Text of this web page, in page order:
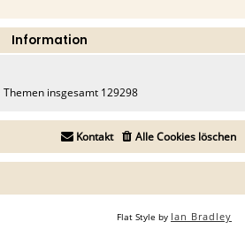
Information
Themen insgesamt 129298
Alle Cookies löschen
Kontakt
Flat Style by Ian Bradley